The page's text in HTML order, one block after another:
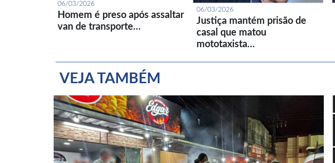
06/03/2026
Homem é preso após assaltar
van de transporte…
06/03/2026
Justiça mantém prisão de
casal que matou
mototaxista…
VEJA TAMBÉM